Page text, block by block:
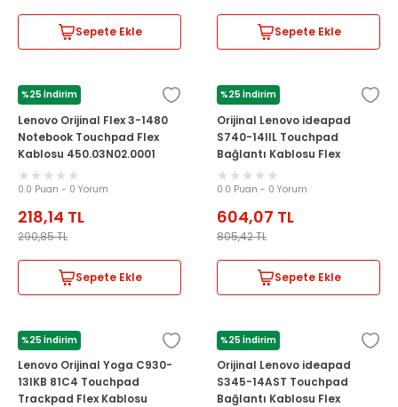
Sepete Ekle Sepete Ekle
%25 İndirim
LENOVO
Lenovo Orijinal Flex 3-1480
Notebook Touchpad Flex
Kablosu 450.03N02.0001
0.0 Puan - 0 Yorum
218,14 TL
290,85TL
Sepete Ekle
%25 İndirim
LENOVO
Orijinal Lenovo ideapad
S740-14IIL Touchpad
Bağlantı Kablosu Flex
NBX0001QM00
0.0 Puan - 0 Yorum
604,07 TL
805,42TL
Sepete Ekle
%25 İndirim
LENOVO
Lenovo Orijinal Yoga C930-
13IKB 81C4 Touchpad
Trackpad Flex Kablosu
%25 İndirim
LENOVO
Orijinal Lenovo ideapad
S345-14AST Touchpad
Bağlantı Kablosu Flex